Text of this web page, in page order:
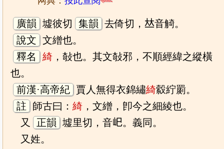
廣韻 墟彼切 集韻 去倚切，𠀤音觭。
說文 文繒也。
釋名
綺 ，敧也。其文敧邪，不順經緯之縱橫
也。
前漢·高帝紀 賈人無得衣錦繡綺縠紵罽。
註
師古曰：綺 ，文繒，卽今之細綾也。
又
正韻 墟里切，音𡵆。義同。
又姓。